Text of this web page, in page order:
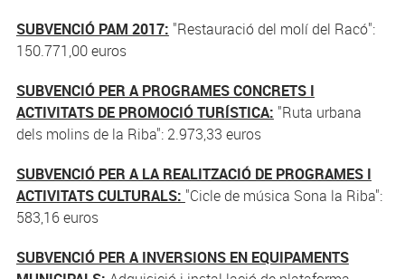
SUBVENCIÓ PAM 2017: "Restauració del molí del Racó":
150.771,00 euros
SUBVENCIÓ PER A PROGRAMES CONCRETS I
ACTIVITATS DE PROMOCIÓ TURÍSTICA: "Ruta urbana
dels molins de la Riba": 2.973,33 euros
SUBVENCIÓ PER A LA REALITZACIÓ DE PROGRAMES I
ACTIVITATS CULTURALS: "Cicle de música Sona la Riba":
583,16 euros
SUBVENCIÓ PER A INVERSIONS EN EQUIPAMENTS